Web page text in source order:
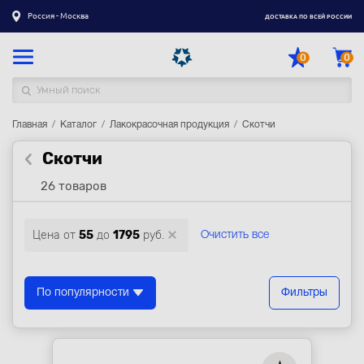
Россия - Москва ДОСТАВКА ПО ВСЕЙ РОССИИ
0 0
Каталог товаров
Регистрация|Вход
Доставка
Контакты
Акции
Главная Каталог Лакокрасочная продукция Скотчи
Скотчи
26 товаров
Цена от 55 до 1795 руб. Очистить все
По популярности Фильтры